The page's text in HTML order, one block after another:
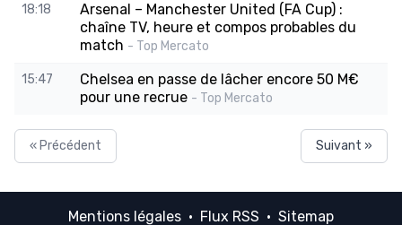
18:18
Arsenal – Manchester United (FA Cup) :
chaîne TV, heure et compos probables du
match - Top Mercato
15:47
Chelsea en passe de lâcher encore 50 M€
pour une recrue - Top Mercato
« Précédent Suivant »
Mentions légales · Flux RSS · Sitemap